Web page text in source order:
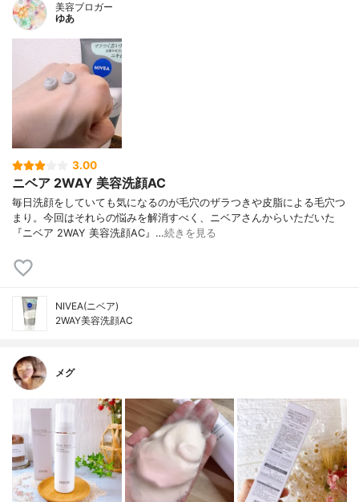
美容ブロガー
ゆあ
3.00
ニベア 2WAY 美容洗顔AC
毎日洗顔をしていても気になるのが毛穴のザラつきや皮脂による毛穴つ
まり。今回はそれらの悩みを解消すべく、ニベアさんからいただいた
『ニベア 2WAY 美容洗顔AC』…続きを見る
NIVEA(ニベア)
2WAY美容洗顔AC
メグ